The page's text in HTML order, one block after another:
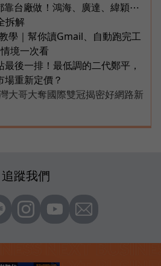
靠台廠做！鴻海、廣達、緯穎⋯
拆解
學｜幫你讀Gmail、自動跑完工
境一次看
後一排！最低調的二代鄭平，
場重新定價？
大哥大奪國際雙冠揭密好網路新
追蹤我們